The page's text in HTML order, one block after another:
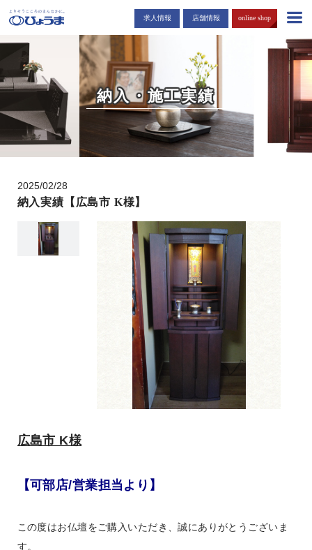
島根・広島市でお仏壇・お墓を販売する「ひょうま」から耳寄りな情報
をお届けします。
求人情報 店舗情報 online shop
納入・施工実績
2025/02/28
納入実績【広島市 K様】
広島市 K様
【可部店/営業担当より】
この度はお仏壇をご購入いただき、誠にありがとうございま
す。